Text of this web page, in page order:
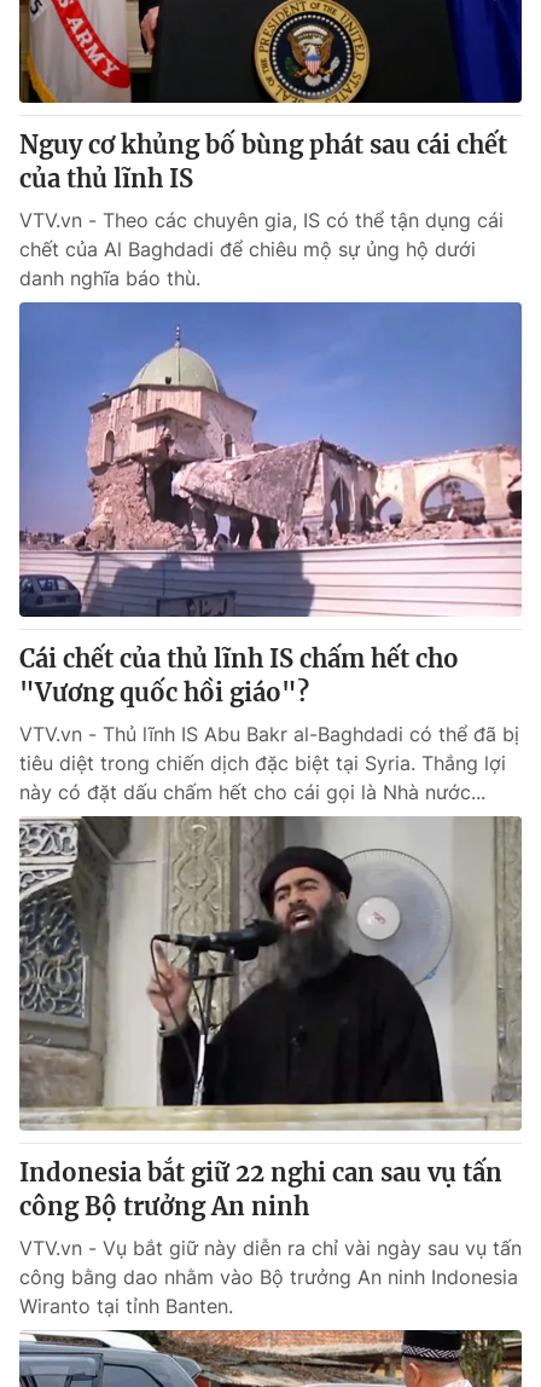
Nguy cơ khủng bố bùng phát sau cái chết
của thủ lĩnh IS
VTV.vn - Theo các chuyên gia, IS có thể tận dụng cái
chết của Al Baghdadi để chiêu mộ sự ủng hộ dưới
danh nghĩa báo thù.
Cái chết của thủ lĩnh IS chấm hết cho
"Vương quốc hồi giáo"?
VTV.vn - Thủ lĩnh IS Abu Bakr al-Baghdadi có thể đã bị
tiêu diệt trong chiến dịch đặc biệt tại Syria. Thắng lợi
này có đặt dấu chấm hết cho cái gọi là Nhà nước...
Indonesia bắt giữ 22 nghi can sau vụ tấn
công Bộ trưởng An ninh
VTV.vn - Vụ bắt giữ này diễn ra chỉ vài ngày sau vụ tấn
công bằng dao nhằm vào Bộ trưởng An ninh Indonesia
Wiranto tại tỉnh Banten.